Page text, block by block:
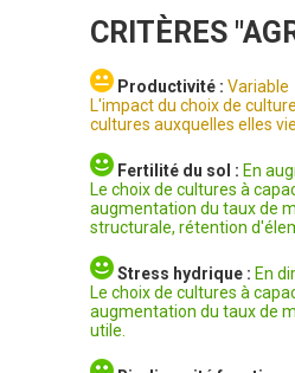
CRITÈRES
Productivité :Variable
L'impact du choix de
cultures auxquelles elles
Fertilité du sol :En
Le choix de cultures à
augmentation du taux de
structurale, rétention
Stress hydrique :En
Le choix de cultures à
augmentation du taux de
utile.